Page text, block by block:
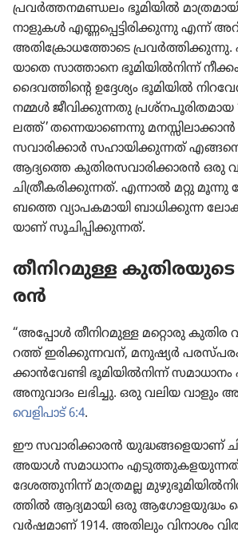
പ്രവർത്ത​ന​മ​ണ്ഡലം ഭൂമി​യിൽ
നാളുകൾ എണ്ണപ്പെ​ട്ടി​രി​ക്കു​ന്നു എന്ന്‌
അതി​ക്രോ​ധ​ത്തോ​ടെ പ്രവർത്തി​ക്കു​ന്നു.
യാ​തെ സാത്താനെ ഭൂമി​യിൽനിന്ന്‌
ദൈവ​ത്തി​ന്റെ ഉദ്ദേശ്യം ഭൂമി​യിൽ
നമ്മൾ ജീവി​ക്കു​ന്നതു
ലത്ത്‌’ തന്നെയാ​ണെന്നു
സ​വാ​രി​ക്കാർ സഹായി​ക്കു​ന്നത്‌
ആദ്യത്തെ കുതി​ര​സ​വാ​രി​ക്കാ​രൻ ഒരു
ചിത്രീ​ക​രി​ക്കു​ന്നത്‌. എന്നാൽ മറ്റു
ബത്തെ വ്യാപ​ക​മാ​യി ബാധി​ക്കുന്ന
യാണ്‌ സൂചി​പ്പി​ക്കു​ന്നത്‌.
തീനി​റ​മുള്ള കുതി​ര​യു​ടെ
രൻ
“അപ്പോൾ തീനി​റ​മുള്ള മറ്റൊരു കുതിര
റത്ത്‌ ഇരിക്കു​ന്ന​വന്‌, മനുഷ്യർ
ക്കാൻവേണ്ടി ഭൂമി​യിൽനിന്ന്‌
അനുവാ​ദം ലഭിച്ചു. ഒരു വലിയ വാളും
വെളി​പാട്‌ 6:4.
ഈ സവാരി​ക്കാ​രൻ യുദ്ധങ്ങ​ളെ​യാണ്‌
അയാൾ സമാധാ​നം എടുത്തു​ക​ള​യു​ന്നത്‌
ദേശത്തു​നിന്ന്‌ മാത്രമല്ല
ത്തിൽ ആദ്യമാ​യി ഒരു ആഗോ​ള​യു​ദ്ധം
വർഷമാണ്‌ 1914. അതിലും വിനാശം